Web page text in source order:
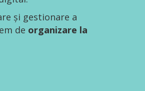
și gestionare a
de organizare la